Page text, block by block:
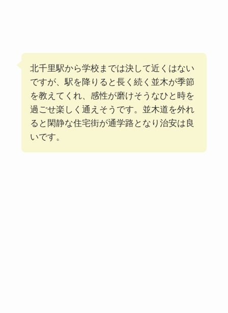
北千里駅から学校までは決して近くはない
ですが、駅を降りると長く続く並木が季節
を教えてくれ、感性が磨けそうなひと時を
過ごせ楽しく通えそうです。並木道を外れ
ると閑静な住宅街が通学路となり治安は良
いです。